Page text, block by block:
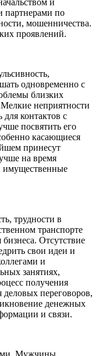
партнерами по
мошенничества.
проявлений.
одновременно с
близких
неприятности
контактов с
посвятить его
касающиеся
принесут
на время
имущественные
трудности в
транспорте
Отсутствие
свои идеи и
и
занятиях,
получения
переговоров,
денежных
и связи.
Мужчины